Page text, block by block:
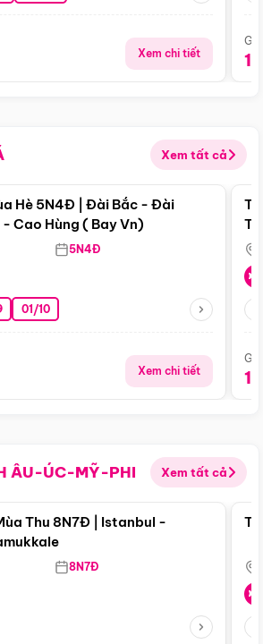
Xem chi tiết
Xem tất cả
Điểm nổi bật
Hè 5N4Đ | Đài Bắc - Đài
Cao Hùng ( Bay Vn)
5N4Đ
01/10
Xem chi tiết
ÂU-ÚC-MỸ-PHI Xem tất cả
Điểm nổi bật
Thu 8N7Đ | Istanbul -
8N7Đ